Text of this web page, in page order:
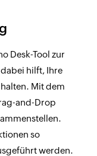
Desk-Tool zur
hilft, Ihre
Mit dem
and-Drop
so
werden.